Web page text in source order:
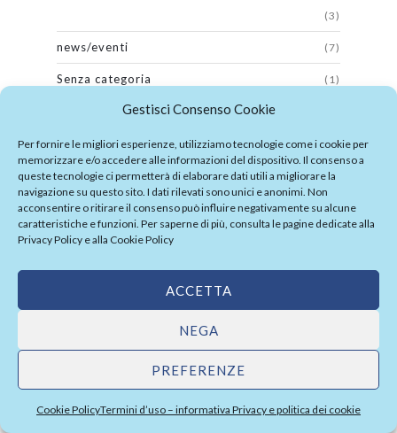
Gestisci Consenso Cookie
Per fornire le migliori esperienze, utilizziamo tecnologie come i cookie per
memorizzare e/o accedere alle informazioni del dispositivo. Il consenso a
queste tecnologie ci permetterà di elaborare dati utili a migliorare la
navigazione su questo sito. I dati rilevati sono unici e anonimi. Non
acconsentire o ritirare il consenso può influire negativamente su alcune
caratteristiche e funzioni. Per saperne di più, consulta le pagine dedicate alla
Privacy Policy e alla Cookie Policy
ACCETTA
NEGA
PREFERENZE
Cookie PolicyTermini d’uso – informativa Privacy e politica dei cookie
(3)
news/eventi (7)
Senza categoria (1)
POPULAR POSTS
IT’S CHRISTMAS TIME
20 Aprile 2017
EVENTO FINALE: TECNICO PER LA
BENI E DELLE ATTIVITÀ CULTURALI
E:VENTI
20 Aprile 2017